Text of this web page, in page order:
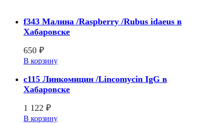
f343 Малина /Raspberry /Rubus idaeus в
Хабаровске
650 ₽
В корзину
c115 Линкомицин /Lincomycin IgG в
Хабаровске
1 122 ₽
В корзину